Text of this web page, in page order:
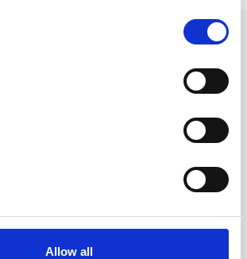
Allow all
tittade även på